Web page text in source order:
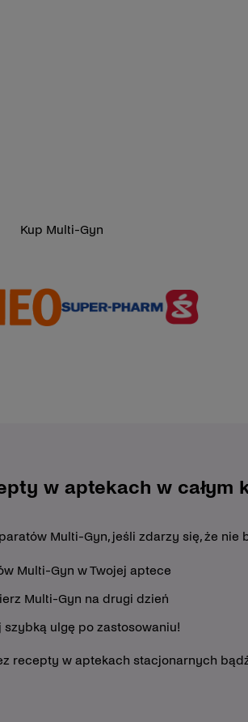
Kup Multi-Gyn
w aptekach w całym
Multi-Gyn, jeśli zdarzy się, że nie
Multi-Gyn w Twojej aptece
Multi-Gyn na drugi dzień
szybką ulgę po zastosowaniu!
recepty w aptekach stacjonarnych